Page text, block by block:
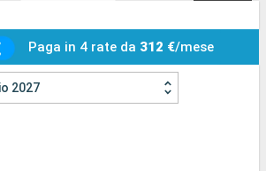
Paga in 4 rate da 312 €/mese
2027
Compagnie